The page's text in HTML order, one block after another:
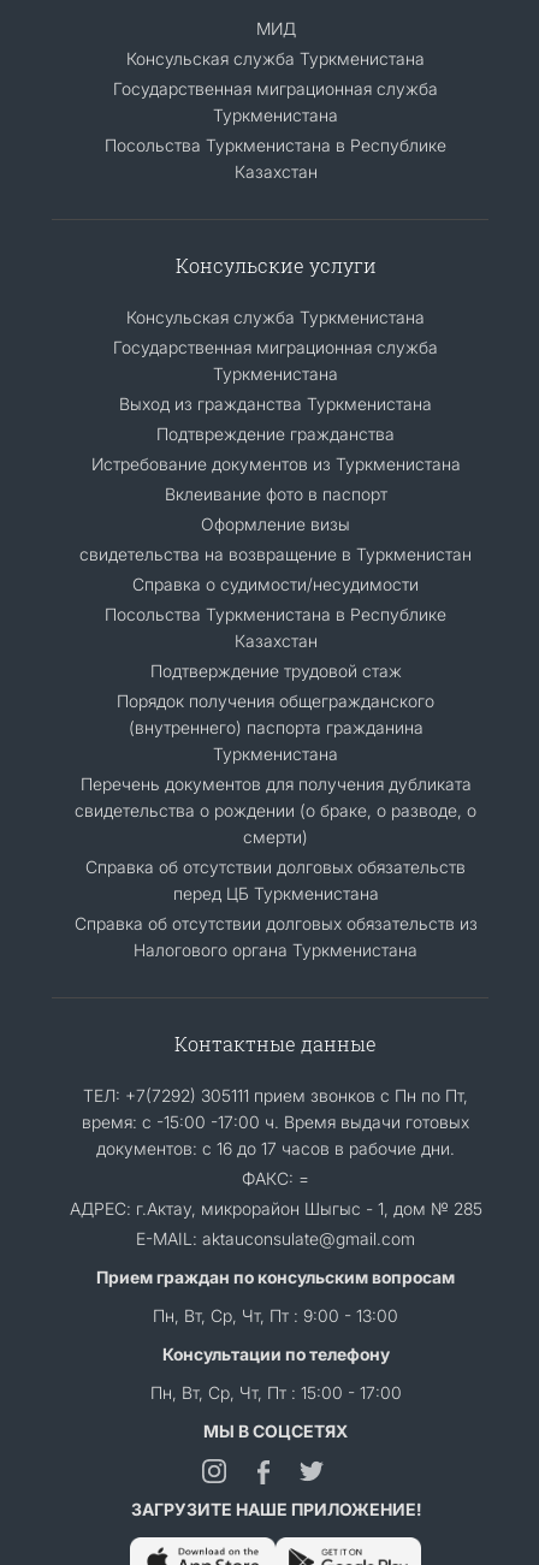
МИД
Консульская служба Туркменистана
Государственная миграционная служба
Туркменистана
Посольства Туркменистана в Республике
Казахстан
Консульские услуги
Консульская служба Туркменистана
Государственная миграционная служба
Туркменистана
Выход из гражданства Туркменистана
Подтвреждение гражданства
Истребование документов из Туркменистана
Вклеивание фото в паспорт
Оформление визы
свидетельства на возвращение в Туркменистан
Справка о судимости/несудимости
Посольства Туркменистана в Республике
Казахстан
Подтверждение трудовой стаж
Порядок получения общегражданского
(внутреннего) паспорта гражданина
Туркменистана
Перечень документов для получения дубликата
свидетельства о рождении (о браке, о разводе, о
смерти)
Справка об отсутствии долговых обязательств
перед ЦБ Туркменистана
Справка об отсутствии долговых обязательств из
Налогового органа Туркменистана
Контактные данные
ТЕЛ: +7(7292) 305111 прием звонков с Пн по Пт,
время: с -15:00 -17:00 ч. Время выдачи готовых
документов: с 16 до 17 часов в рабочие дни.
ФАКС: =
АДРЕС: г.Актау, микрорайон Шыгыс - 1, дом № 285
E-MAIL: aktauconsulate@gmail.com
Прием граждан по консульским вопросам
Пн, Вт, Ср, Чт, Пт : 9:00 - 13:00
Консультации по телефону
Пн, Вт, Ср, Чт, Пт : 15:00 - 17:00
МЫ В СОЦСЕТЯХ
ЗАГРУЗИТЕ НАШЕ ПРИЛОЖЕНИЕ!